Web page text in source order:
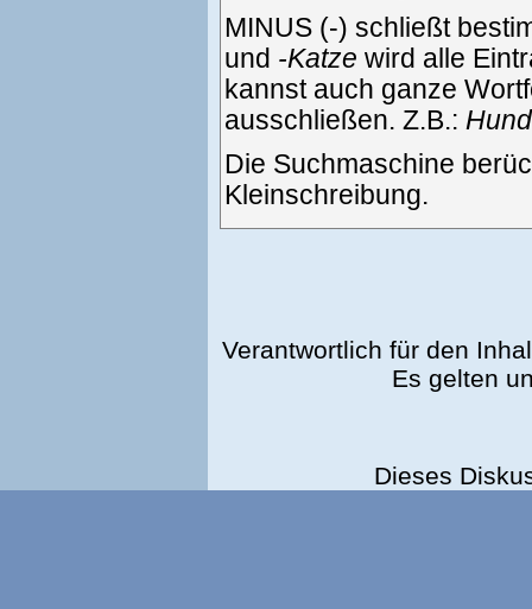
MINUS (-) schließt
und -Katze wird alle
kannst auch ganze
ausschließen. Z.B.:
Die Suchmaschine
Kleinschreibung.
Verantwortlich für den
Es gelten
Dieses